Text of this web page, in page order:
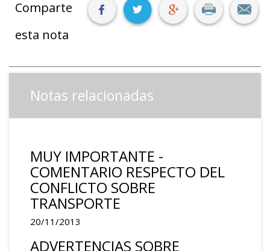
Comparte
esta nota
Notas relacionadas
MUY IMPORTANTE -
COMENTARIO RESPECTO DEL
CONFLICTO SOBRE
TRANSPORTE
20/11/2013
ADVERTENCIAS SOBRE